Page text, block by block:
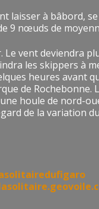
laisser à bâbord,
9 nœuds de
Le vent deviendra
les skippers à
heures avant
de Rochebonne.
houle de nord-
de la variation